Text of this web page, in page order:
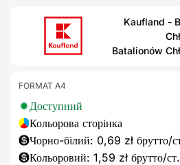
Kaufland -
Batalionów
FORMAT A4
Доступний
Кольорова сторінка
Чорно-білий: 0,69 zł брутто/
Кольоровий: 1,59 zł брутто/ст.